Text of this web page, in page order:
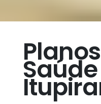
Saúde